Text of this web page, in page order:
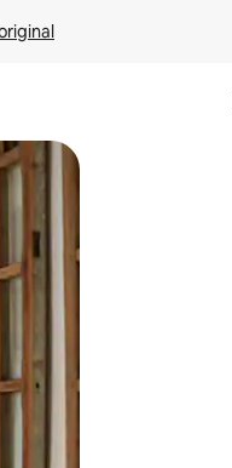
desliza el dedo.